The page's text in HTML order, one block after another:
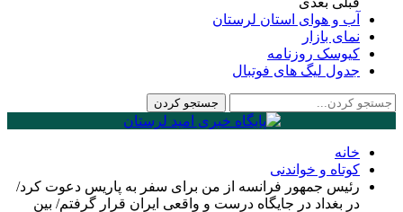
آب و هوای استان لرستان
نمای بازار
کیوسک روزنامه
جدول لیگ های فوتبال
خانه
کوتاه و خواندنی
رئیس جمهور فرانسه از من برای سفر به پاریس دعوت کرد/
در بغداد در جایگاه درست و واقعی ایران قرار گرفتم/ بین